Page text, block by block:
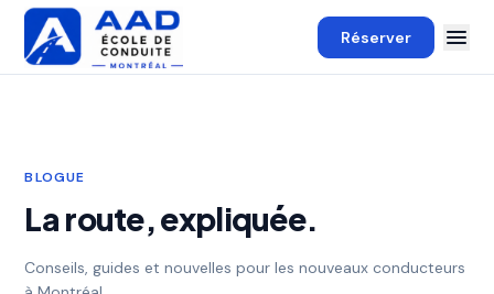
Réserver
BLOGUE
La route, expliquée.
Conseils, guides et nouvelles pour les nouveaux conducteurs